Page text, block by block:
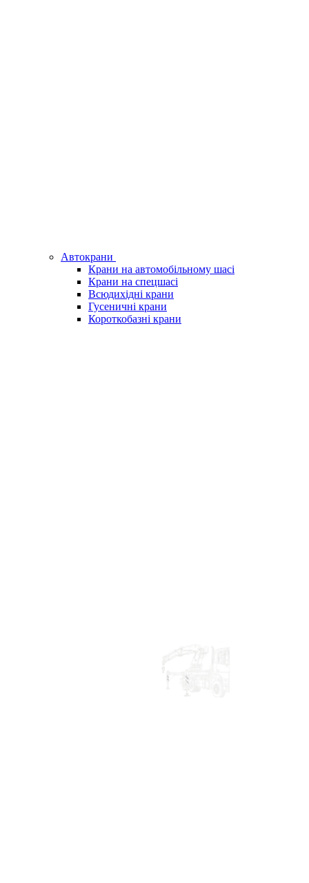
Автокрани
Крани на автомобільному шасі
Крани на спецшасі
Всюдихідні крани
Гусеничні крани
Короткобазні крани